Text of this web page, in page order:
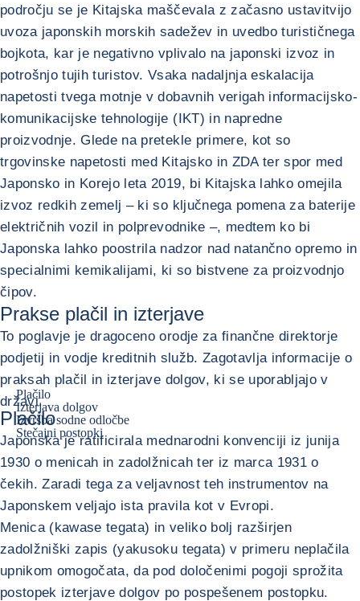
področju se je Kitajska maščevala z začasno ustavitvijo
uvoza japonskih morskih sadežev in uvedbo turističnega
bojkota, kar je negativno vplivalo na japonski izvoz in
potrošnjo tujih turistov. Vsaka nadaljnja eskalacija
napetosti tvega motnje v dobavnih verigah informacijsko-
komunikacijske tehnologije (IKT) in napredne
proizvodnje. Glede na pretekle primere, kot so
trgovinske napetosti med Kitajsko in ZDA ter spor med
Japonsko in Korejo leta 2019, bi Kitajska lahko omejila
izvoz redkih zemelj – ki so ključnega pomena za baterije
električnih vozil in polprevodnike –, medtem ko bi
Japonska lahko poostrila nadzor nad natančno opremo in
specialnimi kemikalijami, ki so bistvene za proizvodnjo
čipov.
Prakse plačil in izterjave
To poglavje je dragoceno orodje za finančne direktorje
podjetij in vodje kreditnih služb. Zagotavlja informacije o
praksah plačil in izterjave dolgov, ki se uporabljajo v
državi.
Plačilo
Izterjava dolgov
Izvršba sodne odločbe
Stečajni postopki
Plačilo
Japonska je ratificirala mednarodni konvenciji iz junija
1930 o menicah in zadolžnicah ter iz marca 1931 o
čekih. Zaradi tega za veljavnost teh instrumentov na
Japonskem veljajo ista pravila kot v Evropi.
Menica (kawase tegata) in veliko bolj razširjen
zadolžniški zapis (yakusoku tegata) v primeru neplačila
upnikom omogočata, da pod določenimi pogoji sprožita
postopek izterjave dolgov po pospešenem postopku.